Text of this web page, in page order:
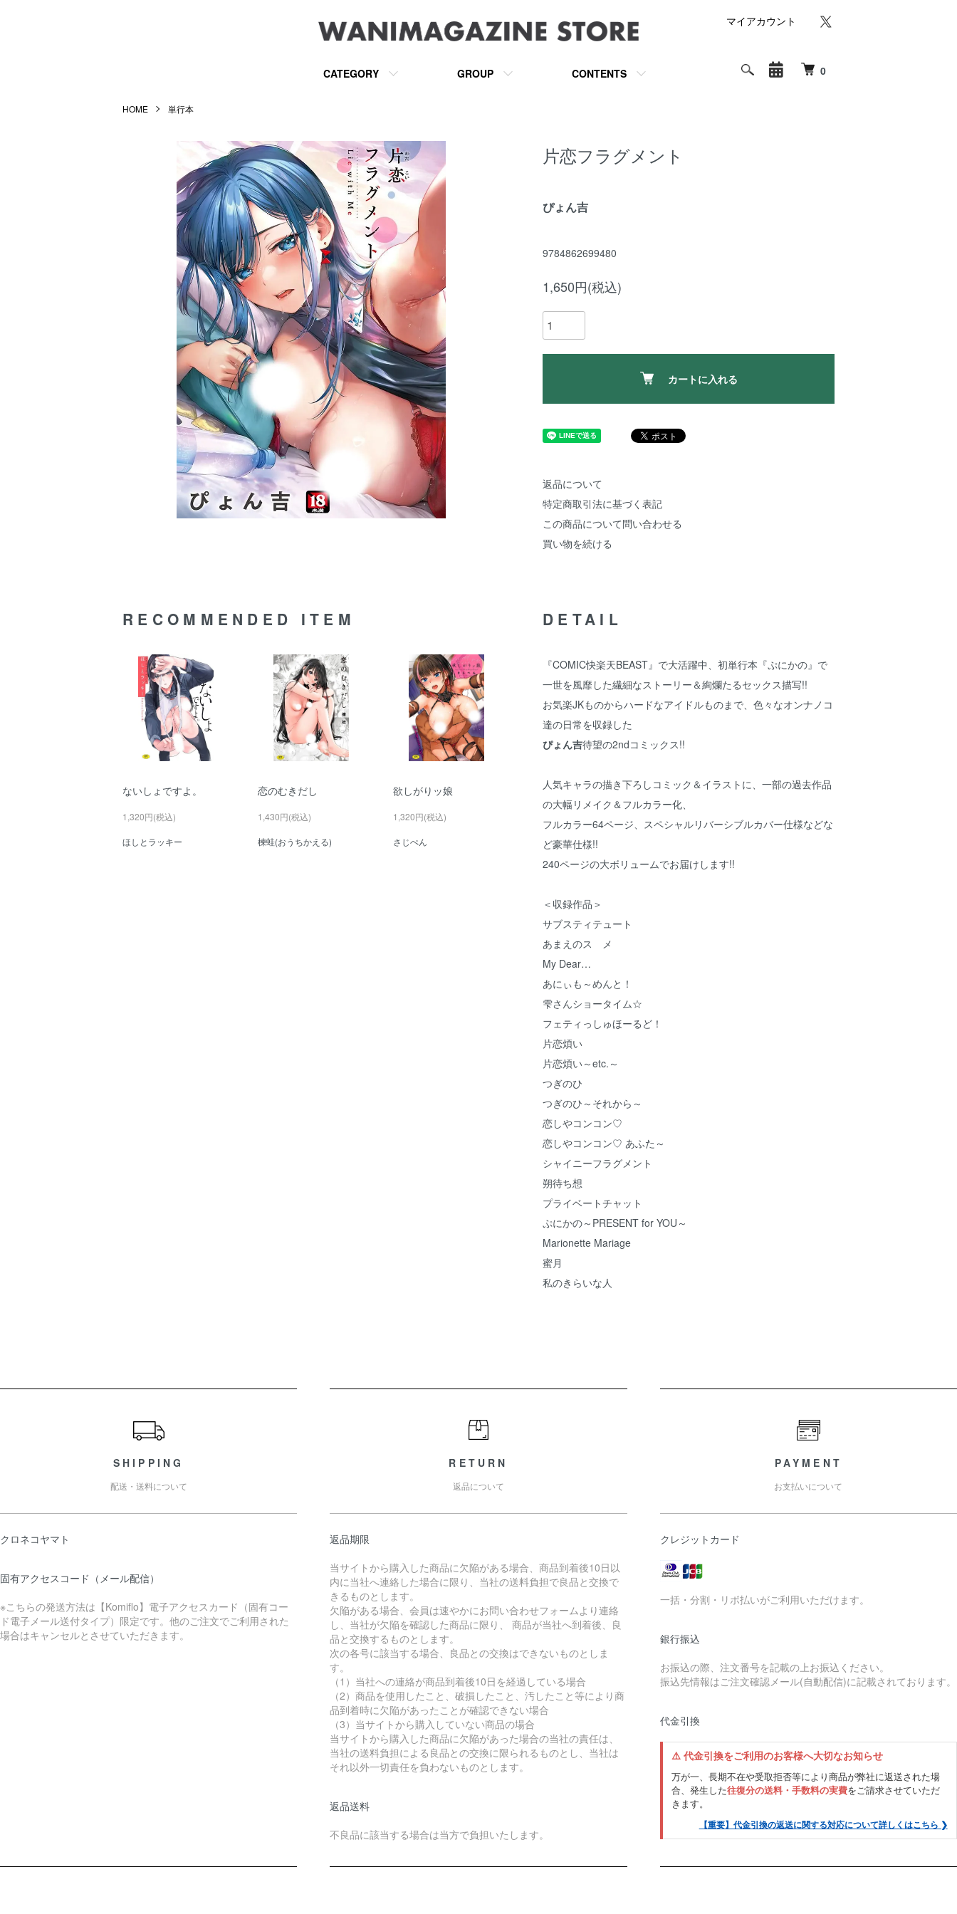
0
CATEGORY GROUP CONTENTS
マイアカウント
HOME 単行本
片恋フラグメント
ぴょん吉
9784862699480
1,650円(税込)
カートに入れる
返品について
特定商取引法に基づく表記
この商品について問い合わせる
買い物を続ける
DETAIL
『COMIC快楽天BEAST』で大活躍中、初単行本『ぷにかの』で
一世を風靡した繊細なストーリー＆絢爛たるセックス描写!!
お気楽JKものからハードなアイドルものまで、色々なオンナノコ
達の日常を収録した
ぴょん吉待望の2ndコミックス!!
人気キャラの描き下ろしコミック＆イラストに、一部の過去作品
の大幅リメイク＆フルカラー化、
フルカラー64ページ、スペシャルリバーシブルカバー仕様などな
ど豪華仕様!!
240ページの大ボリュームでお届けします!!
＜収録作品＞
サブスティテュート
あまえのスゝメ
My Dear…
あにぃも～めんと！
雫さんショータイム☆
フェティっしゅほーるど！
片恋煩い
片恋煩い～etc.～
つぎのひ
つぎのひ～それから～
恋しやコンコン♡
恋しやコンコン♡ あふた～
シャイニーフラグメント
朔待ち想
プライベートチャット
ぷにかの～PRESENT for YOU～
Marionette Mariage
蜜月
私のきらいな人
RECOMMENDED ITEM
ないしょですよ。
1,320円(税込)
ほしとラッキー
恋のむきだし
1,430円(税込)
楝蛙(おうちかえる)
欲しがりッ娘
1,320円(税込)
さじぺん
SHIPPING
配送・送料について
クロネコヤマト
固有アクセスコード（メール配信）
※こちらの発送方法は【Komiflo】電子アクセスカード（固有コー
ド電子メール送付タイプ）限定です。他のご注文でご利用された
場合はキャンセルとさせていただきます。
RETURN
返品について
返品期限
当サイトから購入した商品に欠陥がある場合、商品到着後10日以
内に当社へ連絡した場合に限り、当社の送料負担で良品と交換で
きるものとします。
欠陥がある場合、会員は速やかにお問い合わせフォームより連絡
し、当社が欠陥を確認した商品に限り、 商品が当社へ到着後、良
品と交換するものとします。
次の各号に該当する場合、良品との交換はできないものとしま
す。
（1）当社への連絡が商品到着後10日を経過している場合
（2）商品を使用したこと、破損したこと、汚したこと等により商
品到着時に欠陥があったことが確認できない場合
（3）当サイトから購入していない商品の場合
当サイトから購入した商品に欠陥があった場合の当社の責任は、
当社の送料負担による良品との交換に限られるものとし、当社は
それ以外一切責任を負わないものとします。
返品送料
不良品に該当する場合は当方で負担いたします。
PAYMENT
お支払いについて
クレジットカード
一括・分割・リボ払いがご利用いただけます。
銀行振込
お振込の際、注文番号を記載の上お振込ください。
振込先情報はご注文確認メール(自動配信)に記載されております。
代金引換
⚠️ 代金引換をご利用のお客様へ大切なお知らせ
万が一、長期不在や受取拒否等により商品が弊社に返送された場
合、発生した往復分の送料・手数料の実費をご請求させていただ
きます。
【重要】代金引換の返送に関する対応について詳しくはこちら ❯